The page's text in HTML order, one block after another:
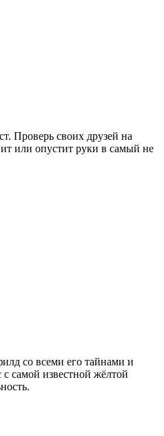
Проверь своих друзей на
или опустит руки в самый не
со всеми его тайнами и
с самой известной жёлтой